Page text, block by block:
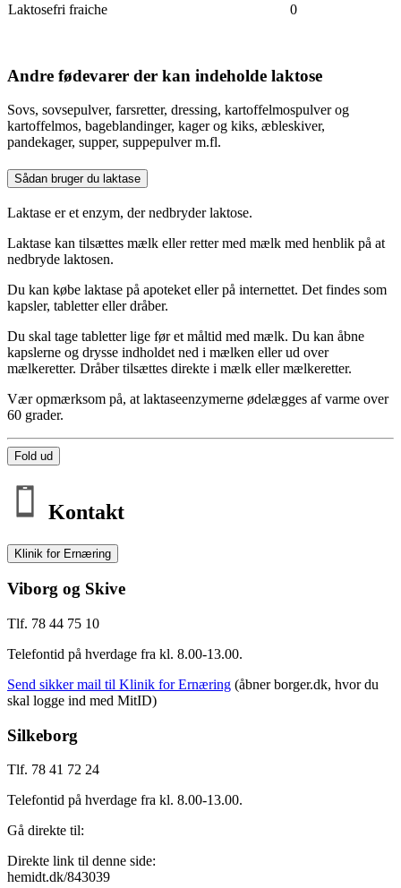
Laktosefri fraiche
0
Andre fødevarer der kan indeholde laktose
Sovs, sovsepulver, farsretter, dressing, kartoffelmospulver og
kartoffelmos, bageblandinger, kager og kiks, æbleskiver,
pandekager, supper, suppepulver m.fl.
Sådan bruger du laktase
Laktase er et enzym, der nedbryder laktose.
Laktase kan tilsættes mælk eller retter med mælk med henblik på at
nedbryde laktosen.
Du kan købe laktase på apoteket eller på internettet. Det findes som
kapsler, tabletter eller dråber.
Du skal tage tabletter lige før et måltid med mælk. Du kan åbne
kapslerne og drysse indholdet ned i mælken eller ud over
mælkeretter. Dråber tilsættes direkte i mælk eller mælkeretter.
Vær opmærksom på, at laktaseenzymerne ødelægges af varme over
60 grader.
Fold ud
Kontakt
Klinik for Ernæring
Viborg og Skive
Tlf. 78 44 75 10
Telefontid på hverdage fra kl. 8.00-13.00.
Send sikker mail til Klinik for Ernæring (åbner borger.dk, hvor du
skal logge ind med MitID)
Silkeborg
Tlf. 78 41 72 24
Telefontid på hverdage fra kl. 8.00-13.00.
Gå direkte til:
Direkte link til denne side:
hemidt.dk/843039